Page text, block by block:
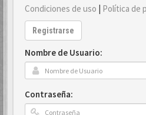
Condiciones de uso | Política de
Registrarse
Nombre de Usuario:
Contraseña: